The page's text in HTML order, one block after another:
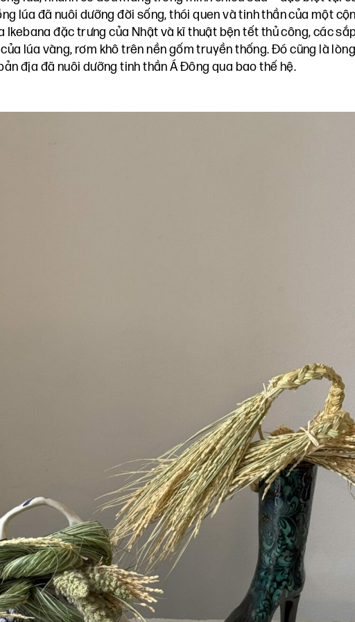
lúa đã nuôi dưỡng đời sống, thói quen và tinh thần của một
Ikebana đặc trưng của Nhật và kĩ thuật bện tết thủ công, các
lúa vàng, rơm khô trên nền gốm truyền thống. Đó cũng là
địa đã nuôi dưỡng tinh thần Á Đông qua bao thế hệ.